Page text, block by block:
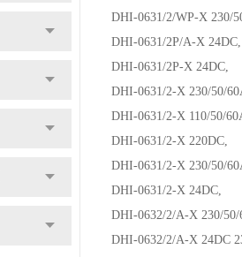
DHI-0631/2/WP-X
DHI-0631/2P/A-X
DHI-0631/2P-X 24DC,
DHI-0631/2-X 230/50/
DHI-0631/2-X 110/50/
DHI-0631/2-X 220DC,
DHI-0631/2-X 230/50/
DHI-0631/2-X 24DC,
DHI-0632/2/A-X 230/
DHI-0632/2/A-X